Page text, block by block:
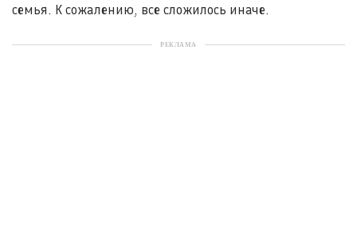
семья. К сожалению, все сложилось иначе.
РЕКЛАМА